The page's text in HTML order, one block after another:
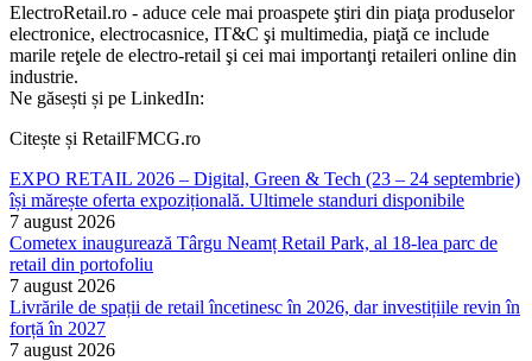
ElectroRetail.ro - aduce cele mai proaspete ştiri din piaţa produselor
electronice, electrocasnice, IT&C şi multimedia, piaţă ce include
marile reţele de electro-retail şi cei mai importanţi retaileri online din
industrie.
Ne găsești și pe LinkedIn:
Citește și RetailFMCG.ro
EXPO RETAIL 2026 – Digital, Green & Tech (23 – 24 septembrie)
își mărește oferta expozițională. Ultimele standuri disponibile
7 august 2026
Cometex inaugurează Târgu Neamț Retail Park, al 18-lea parc de
retail din portofoliu
7 august 2026
Livrările de spații de retail încetinesc în 2026, dar investițiile revin în
forță în 2027
7 august 2026